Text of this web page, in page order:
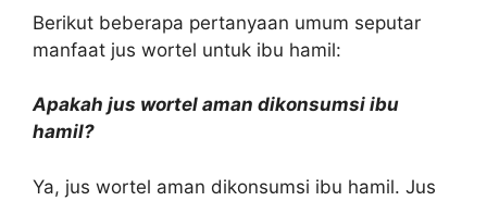
Berikut beberapa pertanyaan umum seputar
manfaat jus wortel untuk ibu hamil:
Apakah jus wortel aman dikonsumsi ibu
hamil?
Ya, jus wortel aman dikonsumsi ibu hamil. Jus